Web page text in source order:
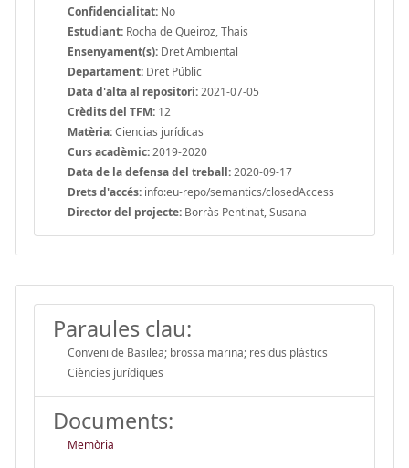
Confidencialitat: No
Estudiant: Rocha de Queiroz, Thais
Ensenyament(s): Dret Ambiental
Departament: Dret Públic
Data d'alta al repositori:2021-07-05
Crèdits del TFM: 12
Matèria:Ciencias jurídicas
Curs acadèmic:2019-2020
Data de la defensa del treball:2020-09-17
Drets d'accés: info:eu-repo/semantics/closedAccess
Director del projecte: Borràs Pentinat, Susana
Paraules clau:
Conveni de Basilea; brossa marina; residus plàstics
Ciències jurídiques
Documents:
Memòria